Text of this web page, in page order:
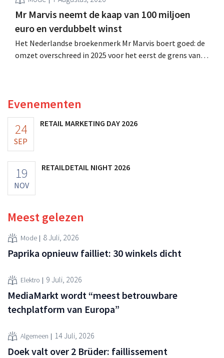
Mr Marvis neemt de kaap van 100 miljoen
euro en verdubbelt winst
Het Nederlandse broekenmerk Mr Marvis boert goed: de
omzet overschreed in 2025 voor het eerst de grens van
Evenementen
24
SEP
RETAIL MARKETING DAY 2026
19
NOV
RETAILDETAIL NIGHT 2026
Meest gelezen
Mode 8 Juli, 2026
Paprika opnieuw failliet: 30 winkels dicht
Elektro 9 Juli, 2026
MediaMarkt wordt “meest betrouwbare
techplatform van Europa”
Algemeen 14 Juli, 2026
Doek valt over 2 Brüder: faillissement